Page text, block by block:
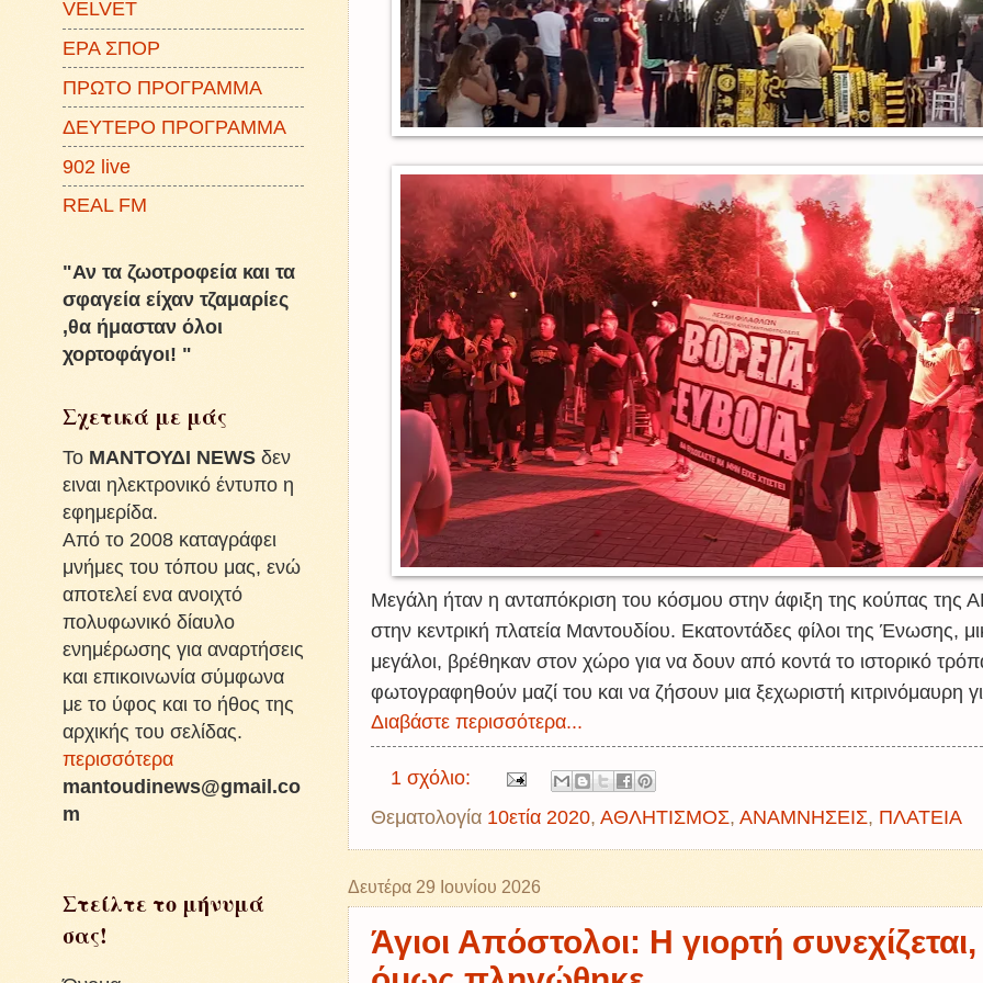
Μεγάλη ήταν η ανταπόκριση του κόσμου στην άφιξη της κούπας της
στην κεντρική πλατεία Μαντουδίου. Εκατοντάδες φίλοι της Ένωσης,
μεγάλοι, βρέθηκαν στον χώρο για να δουν από κοντά το ιστορικό
φωτογραφηθούν μαζί του και να ζήσουν μια ξεχωριστή κιτρινόμαυρη
Διαβάστε περισσότερα...
1 σχόλιο:
Θεματολογία 10ετία 2020, ΑΘΛΗΤΙΣΜΟΣ, ΑΝΑΜΝΗΣΕΙΣ, ΠΛΑΤΕΙΑ
Δευτέρα 29 Ιουνίου 2026
Άγιοι Απόστολοι: Η γιορτή
VELVET
ΕΡΑ ΣΠΟΡ
ΠΡΩΤΟ ΠΡΟΓΡΑΜΜΑ
ΔΕΥΤΕΡΟ ΠΡΟΓΡΑΜΜΑ
902 live
REAL FM
"Αν τα ζωοτροφεία και τα
σφαγεία είχαν τζαμαρίες
,θα ήμασταν όλοι
χορτοφάγοι! "
Σχετικά με μάς
To ΜΑΝΤΟΥΔΙ NEWS δεν
ειναι ηλεκτρονικό έντυπο η
εφημερίδα.
Από το 2008 καταγράφει
μνήμες του τόπου μας, ενώ
αποτελεί ενα ανοιχτό
πολυφωνικό δίαυλο
ενημέρωσης για αναρτήσεις
και επικοινωνία σύμφωνα
με το ύφος και το ήθος της
αρχικής του σελίδας.
περισσότερα
mantoudinews@gmail.co
m
Στείλτε το μήνυμά
σας!